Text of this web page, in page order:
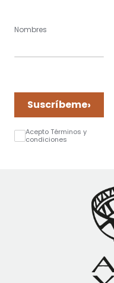
Nombres
Suscríbeme›
Acepto Términos y
condiciones